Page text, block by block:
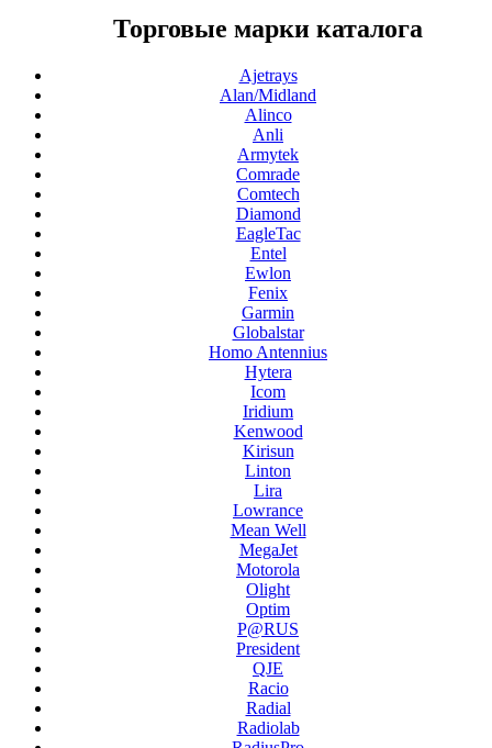
Торговые марки каталога
Ajetrays
Alan/Midland
Alinco
Anli
Armytek
Comrade
Comtech
Diamond
EagleTac
Entel
Ewlon
Fenix
Garmin
Globalstar
Homo Antennius
Hytera
Icom
Iridium
Kenwood
Kirisun
Linton
Lira
Lowrance
Mean Well
MegaJet
Motorola
Olight
Optim
P@RUS
President
QJE
Racio
Radial
Radiolab